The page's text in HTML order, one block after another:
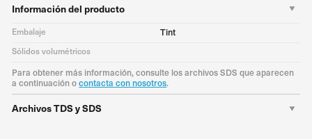
Información del producto
Embalaje Tint
Sólidos volumétricos
Para obtener más información, consulte los archivos SDS que aparecen
a continuación ocontacta con nosotros.
Archivos TDS y SDS